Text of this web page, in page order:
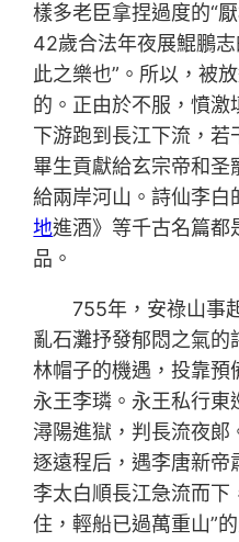
樣多老臣拿捏過度的“
42歲合法年夜展鯤鵬
此之樂也”。所以，被
的。正由於不服，憤
下游跑到長江下流，若
畢生貢獻給玄宗帝和
給兩岸河山。詩仙李白
地進酒》等千古名篇都
品。
755年，安祿山事
亂石灘抒發郁悶之氣
林帽子的機遇，投靠預
永王李璘。永王私行東
潯陽進獄，判長流夜
逐遠程后，遇李唐新
李太白順長江急流而下
住，輕船已過萬重山”